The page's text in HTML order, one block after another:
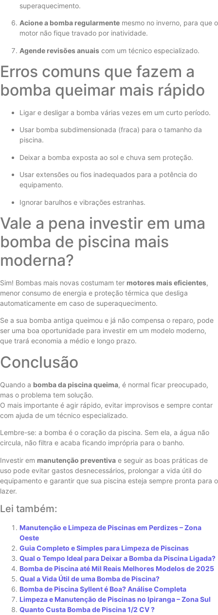
superaquecimento.
Acione a bomba regularmente mesmo no inverno, para que o
motor não fique travado por inatividade.
Agende revisões anuais com um técnico especializado.
Erros comuns que fazem a
bomba queimar mais rápido
Ligar e desligar a bomba várias vezes em um curto período.
Usar bomba subdimensionada (fraca) para o tamanho da
piscina.
Deixar a bomba exposta ao sol e chuva sem proteção.
Usar extensões ou fios inadequados para a potência do
equipamento.
Ignorar barulhos e vibrações estranhas.
Vale a pena investir em uma
bomba de piscina mais
moderna?
Sim! Bombas mais novas costumam ter motores mais eficientes,
menor consumo de energia e proteção térmica que desliga
automaticamente em caso de superaquecimento.
Se a sua bomba antiga queimou e já não compensa o reparo, pode
ser uma boa oportunidade para investir em um modelo moderno,
que trará economia a médio e longo prazo.
Conclusão
Quando a bomba da piscina queima, é normal ficar preocupado,
mas o problema tem solução.
O mais importante é agir rápido, evitar improvisos e sempre contar
com ajuda de um técnico especializado.
Lembre-se: a bomba é o coração da piscina. Sem ela, a água não
circula, não filtra e acaba ficando imprópria para o banho.
Investir em manutenção preventiva e seguir as boas práticas de
uso pode evitar gastos desnecessários, prolongar a vida útil do
equipamento e garantir que sua piscina esteja sempre pronta para o
lazer.
Lei também:
Manutenção e Limpeza de Piscinas em Perdizes – Zona
Oeste
Guia Completo e Simples para Limpeza de Piscinas
Qual o Tempo Ideal para Deixar a Bomba da Piscina Ligada?
Bomba de Piscina até Mil Reais Melhores Modelos de 2025
Qual a Vida Útil de uma Bomba de Piscina?
Bomba de Piscina Syllent é Boa? Análise Completa
Limpeza e Manutenção de Piscinas no Ipiranga – Zona Sul
Quanto Custa Bomba de Piscina 1/2 CV ?